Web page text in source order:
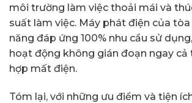
môi trường làm việc thoải mái và
suất làm việc. Máy phát điện của tòa
năng đáp ứng 100% nhu cầu sử
hoạt động không gián đoạn ngay
hợp mất điện.
Tóm lại, với những ưu điểm và tiện